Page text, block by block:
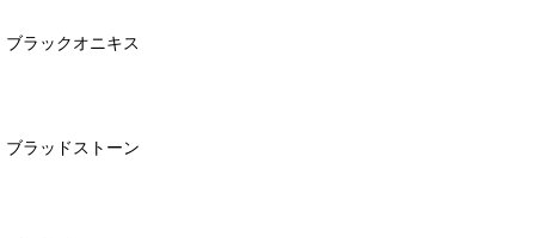
ブラックオニキス
ブラッドストーン